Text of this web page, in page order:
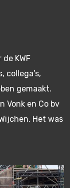
KWF
collega’s,
gemaakt.
Vonk en Co bv
Het was